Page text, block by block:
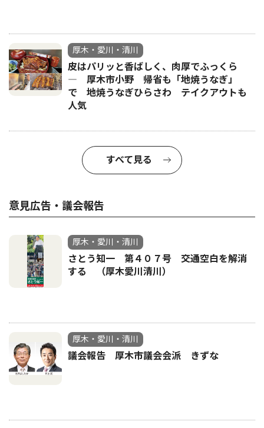
厚木・愛川・清川
皮はパリッと香ばしく、肉厚でふっくら
― 厚木市小野 帰省も「地焼うなぎ」
で 地焼うなぎひらさわ テイクアウトも
人気
すべて見る
意見広告・議会報告
厚木・愛川・清川
さとう知一 第４０７号 交通空白を解消
する （厚木愛川清川）
厚木・愛川・清川
議会報告 厚木市議会会派 きずな